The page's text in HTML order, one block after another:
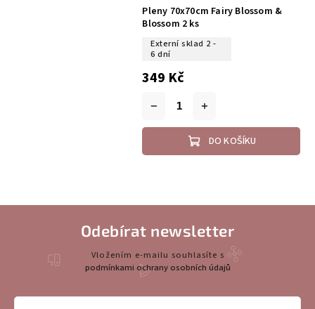
Pleny 70x70cm Fairy Blossom &
Blossom 2 ks
Externí sklad 2 -
6 dní
349 Kč
DO KOŠÍKU
Odebírat newsletter
Vložením e-mailu souhlasíte s
podmínkami ochrany osobních údajů